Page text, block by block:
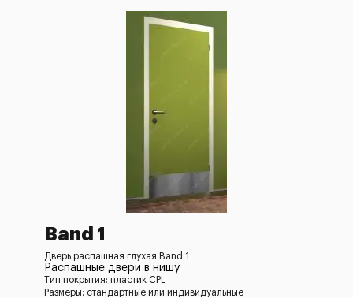
Band 1
Дверь распашная глухая Band 1
Распашные двери в нишу
Тип покрытия: пластик CPL
Размеры: стандартные или индивидуальные